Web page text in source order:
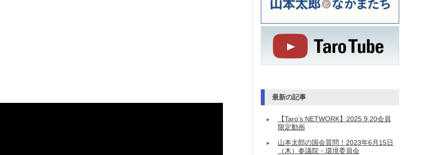
最新の記事
【Taro’s NETWORK】2025.9.20会員
限定動画
山本太郎の国会質問！2023年6月15日
（木）参議院・環境委員会